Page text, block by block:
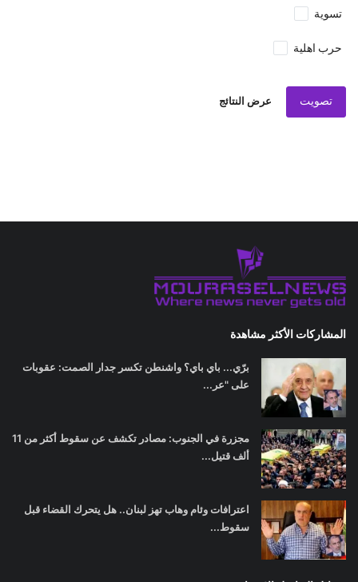
تسوية
حرب اهلية
تصويت عرض النتائج
المشاركات الأكثر مشاهدة
برّي... باي باي؟ واشنطن تكسر جدار الصمت: عقوبات
على "عر...
مجزرة في الجنوب: مصادر تكشف عن سقوط أكثر من 11
ألف قتيل...
اعترافات وئام وهاب تهز لبنان.. هل يتحرك القضاء قبل
سقوط...